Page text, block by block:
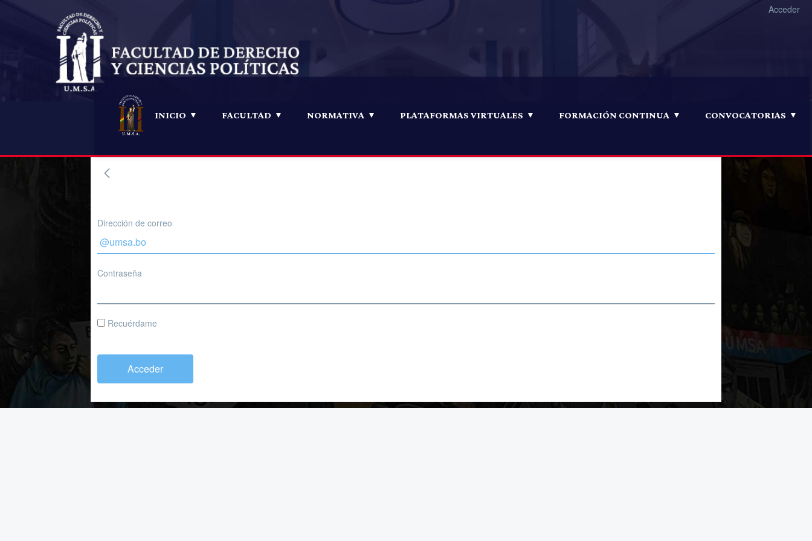
Acceder
INICIO FACULTAD NORMATIVA PLATAFORMAS VIRTUALES FORMACIÓN CONTINUA CONVOCATORIAS
Dirección de correo
Contraseña
Recuérdame
Acceder